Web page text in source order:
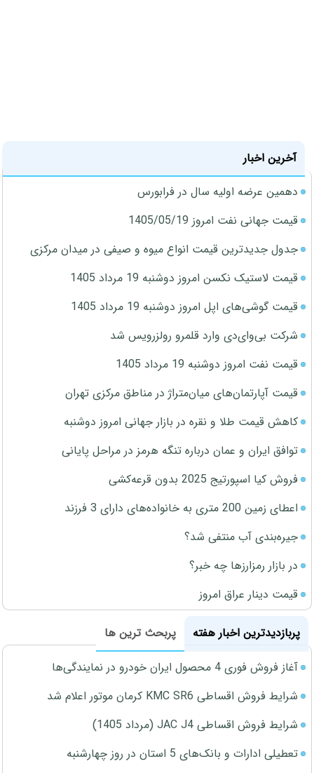
آخرین اخبار
دهمین عرضه اولیه سال در فرابورس
قیمت جهانی نفت امروز 1405/05/19
جدول جدیدترین قیمت انواع میوه و صیفی در میدان مرکزی
قیمت لاستیک نکسن امروز دوشنبه 19 مرداد 1405
قیمت گوشی‌های اپل امروز دوشنبه 19 مرداد 1405
شرکت بی‌وای‌دی وارد قلمرو رولزرویس شد
قیمت نفت امروز دوشنبه 19 مرداد 1405
قیمت آپارتمان‌های میان‌متراژ در مناطق مرکزی تهران
کاهش قیمت طلا و نقره در بازار جهانی امروز دوشنبه
توافق ایران و عمان درباره تنگه هرمز در مراحل پایانی
فروش کیا اسپورتیج 2025 بدون قرعه‌کشی
اعطای زمین 200 متری به خانواده‌های دارای 3 فرزند
جیره‌بندی آب منتفی شد؟
در بازار رمزارزها چه خبر؟
قیمت دینار عراق امروز
پربازدیدترین اخبار هفته
پربحث ترین ها
آغاز فروش فوری 4 محصول ایران خودرو در نمایندگی‌ها
شرایط فروش اقساطی KMC SR6 کرمان موتور اعلام شد
شرایط فروش اقساطی JAC J4 (مرداد 1405)
تعطیلی ادارات و بانک‌های 5 استان در روز چهارشنبه